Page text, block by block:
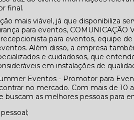
final.
mais viável, já que disponibiliza
para eventos, COMUNICAÇÃO
para eventos, equipe
Além disso, a empresa
e cuidadosos, que
em instalações de
Eventos - Promotor para
no mercado. Com mais de 10
buscam as melhores pessoas para